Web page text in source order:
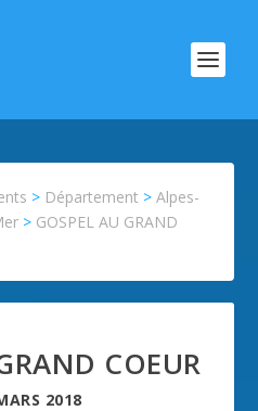
> Département >Alpes-
> GOSPEL AU GRAND
COEUR
2018